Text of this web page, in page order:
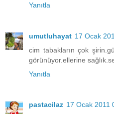
Yanıtla
umutluhayat 17 Ocak
cim tabakların çok
görünüyor.ellerine
Yanıtla
pastacilaz 17 Ocak 2011